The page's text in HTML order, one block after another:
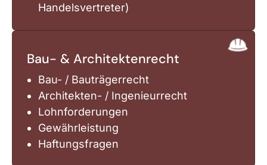
Handelsvertreter)
Bau- & Architektenrecht
Bau- / Bauträgerrecht
Architekten- / Ingenieurrecht
Lohnforderungen
Gewährleistung
Haftungsfragen